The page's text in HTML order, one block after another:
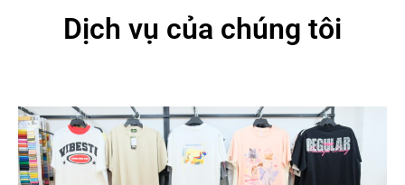
Dịch vụ của chúng tôi